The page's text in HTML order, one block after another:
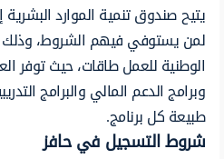
يتيح صندوق تنمية الموارد
لمن يستوفي فيهم الشروط، وذلك
الوطنية للعمل طاقات، حيث توفر
وبرامج الدعم المالي والبرامج
طبيعة كل برنامج.
شروط التسجيل في حافز